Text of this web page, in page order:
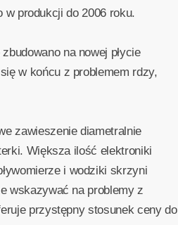
w produkcji do 2006 roku.
na nowej płycie
w końcu z problemem rdzy,
zawieszenie diametralnie
Większa ilość elektroniki
i wodziki skrzyni
wskazywać na problemy z
przystępny stosunek ceny do